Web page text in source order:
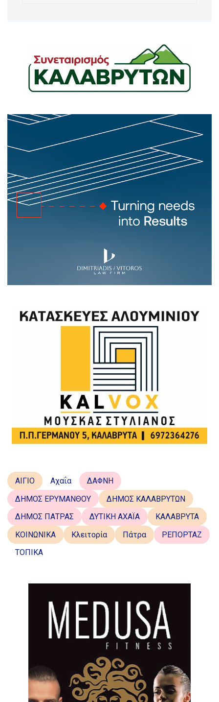
ΑΙΓΙΟ Αχαΐα
ΔΑΦΝΗ
ΔΗΜΟΣ ΕΡΥΜΑΝΘΟΥ
ΔΗΜΟΣ ΚΑΛΑΒΡΥΤΩΝ
ΔΗΜΟΣ ΠΑΤΡΑΣ
ΔΥΤΙΚΗ ΑΧΑΪΑ
ΚΑΛΑΒΡΥΤΑ
ΚΟΙΝΩΝΙΚΑ
Κλειτορία Πάτρα
ΡΕΠΟΡΤΑΖ
ΤΟΠΙΚΑ